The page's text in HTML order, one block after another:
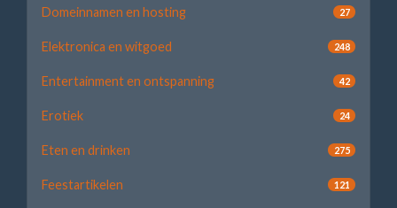
Domeinnamen en hosting 27
Elektronica en witgoed 248
Entertainment en ontspanning 42
Erotiek 24
Eten en drinken 275
Feestartikelen 121